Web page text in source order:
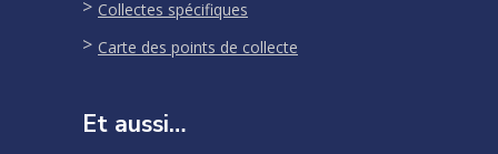
Collectes spécifiques
Carte des points de collecte
Et aussi…